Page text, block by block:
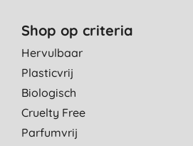
Shop op criteria
Hervulbaar
Plasticvrij
Biologisch
Cruelty Free
Parfumvrij